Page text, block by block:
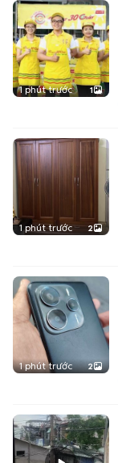
1 phút trước 1
1 phút trước 2
1 phút trước 2